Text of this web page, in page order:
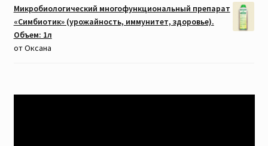
Микробиологический многофункциональный препарат
«Симбиотик» (урожайность, иммунитет, здоровье).
Объем: 1л
от Оксана